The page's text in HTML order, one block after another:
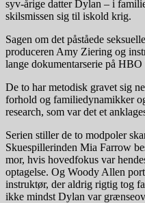
syv-årige datter Dylan – i
skilsmissen sig til iskold krig.
Sagen om det påståede
produceren Amy Ziering og
lange dokumentarserie på
De to har metodisk gravet sig
forhold og familiedynamikker
research, som var det et
Serien stiller de to modpoler
Skuespillerinden Mia Farrow
mor, hvis hovedfokus var
optagelse. Og Woody Allen
instruktør, der aldrig rigtig tog
ikke mindst Dylan var